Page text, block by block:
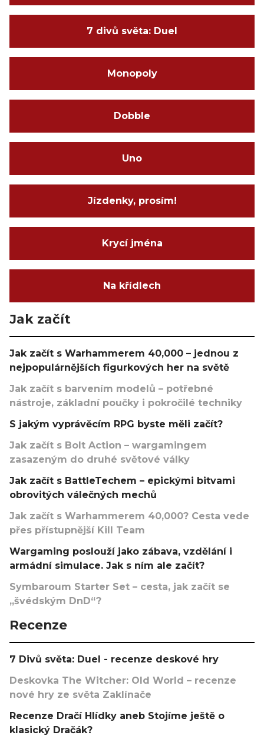
7 divů světa: Duel
Monopoly
Dobble
Uno
Jízdenky, prosím!
Krycí jména
Na křídlech
Jak začít
Jak začít s Warhammerem 40,000 – jednou z
nejpopulárnějších figurkových her na světě
Jak začít s barvením modelů – potřebné
nástroje, základní poučky i pokročilé techniky
S jakým vyprávěcím RPG byste měli začít?
Jak začít s Bolt Action – wargamingem
zasazeným do druhé světové války
Jak začít s BattleTechem – epickými bitvami
obrovitých válečných mechů
Jak začít s Warhammerem 40,000? Cesta vede
přes přístupnější Kill Team
Wargaming poslouží jako zábava, vzdělání i
armádní simulace. Jak s ním ale začít?
Symbaroum Starter Set – cesta, jak začít se
„švédským DnD“?
Recenze
7 Divů světa: Duel - recenze deskové hry
Deskovka The Witcher: Old World – recenze
nové hry ze světa Zaklínače
Recenze Dračí Hlídky aneb Stojíme ještě o
klasický Dračák?